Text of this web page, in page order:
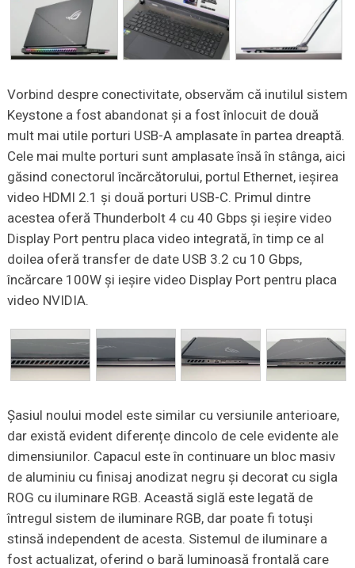
Vorbind despre conectivitate, observăm că inutilul sistem
Keystone a fost abandonat și a fost înlocuit de două
mult mai utile porturi USB-A amplasate în partea dreaptă.
Cele mai multe porturi sunt amplasate însă în stânga, aici
găsind conectorul încărcătorului, portul Ethernet, ieșirea
video HDMI 2.1 și două porturi USB-C. Primul dintre
acestea oferă Thunderbolt 4 cu 40 Gbps și ieșire video
Display Port pentru placa video integrată, în timp ce al
doilea oferă transfer de date USB 3.2 cu 10 Gbps,
încărcare 100W și ieșire video Display Port pentru placa
video NVIDIA.
Șasiul noului model este similar cu versiunile anterioare,
dar există evident diferențe dincolo de cele evidente ale
dimensiunilor. Capacul este în continuare un bloc masiv
de aluminiu cu finisaj anodizat negru și decorat cu sigla
ROG cu iluminare RGB. Această siglă este legată de
întregul sistem de iluminare RGB, dar poate fi totuși
stinsă independent de acesta. Sistemul de iluminare a
fost actualizat, oferind o bară luminoasă frontală care